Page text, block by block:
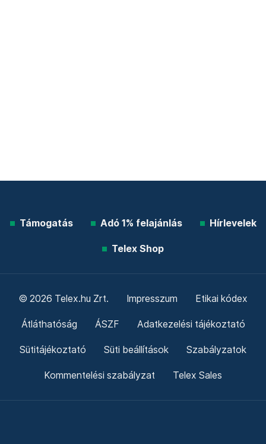
Támogatás Adó 1% felajánlás Hírlevelek
Telex Shop
© 2026 Telex.hu Zrt. Impresszum Etikai kódex
Átláthatóság ÁSZF Adatkezelési tájékoztató
Sütitájékoztató Süti beállítások Szabályzatok
Kommentelési szabályzat Telex Sales